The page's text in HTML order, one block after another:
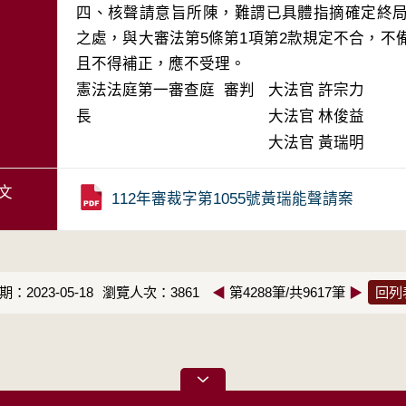
四、核聲請意旨所陳，難謂已具體指摘確定終
之處，與大審法第5條第1項第2款規定不合，不
且不得補正，應不受理。
憲法法庭第一審查庭 審判
長
大法官 許宗力
大法官 林俊益
大法官 黃瑞明
112年審裁字第1055號黃瑞能聲請案
：2023-05-18 瀏覽人次：3861 ◀ 第4288筆/共9617筆 ▶ 回列